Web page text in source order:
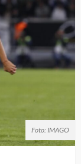
Foto: IMAGO